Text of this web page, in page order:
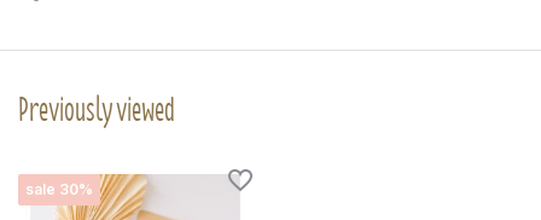
Previously viewed
sale 30%